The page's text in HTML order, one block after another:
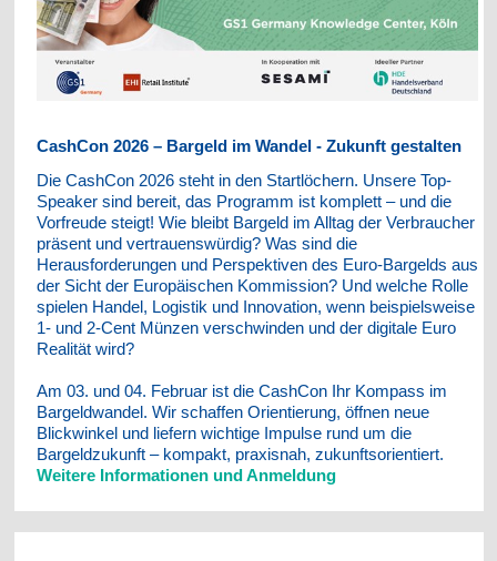
CashCon 2026 – Bargeld im Wandel - Zukunft gestalten
Die CashCon 2026 steht in den Startlöchern. Unsere Top-
Speaker sind bereit, das Programm ist komplett – und die
Vorfreude steigt! Wie bleibt Bargeld im Alltag der Verbraucher
präsent und vertrauenswürdig? Was sind die
Herausforderungen und Perspektiven des Euro-Bargelds aus
der Sicht der Europäischen Kommission? Und welche Rolle
spielen Handel, Logistik und Innovation, wenn beispielsweise
1- und 2-Cent Münzen verschwinden und der digitale Euro
Realität wird?
Am 03. und 04. Februar ist die CashCon Ihr Kompass im
Bargeldwandel. Wir schaffen Orientierung, öffnen neue
Blickwinkel und liefern wichtige Impulse rund um die
Bargeldzukunft – kompakt, praxisnah, zukunftsorientiert.
Weitere Informationen und Anmeldung